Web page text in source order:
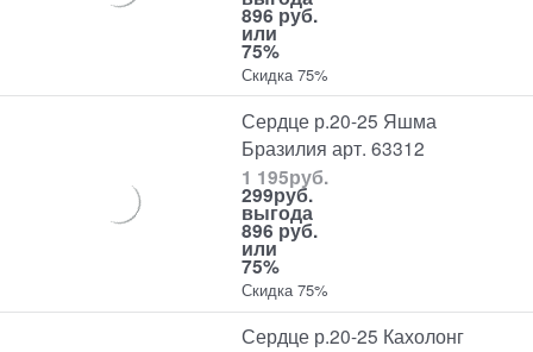
896 руб.
или
75%
Скидка 75%
Сердце р.20-25 Яшма
Бразилия арт. 63312
1 195руб.
299руб.
выгода
896 руб.
или
75%
Скидка 75%
Сердце р.20-25 Кахолонг